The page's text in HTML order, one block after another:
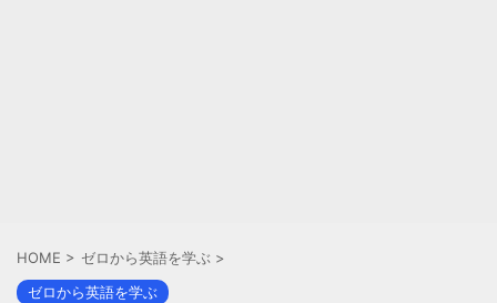
HOME > ゼロから英語を学ぶ >
ゼロから英語を学ぶ